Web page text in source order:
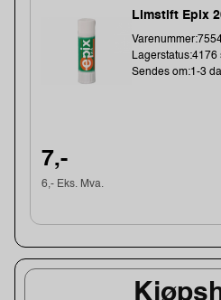
Limstift Epix
Lagerstatus:4176
Sendes om:1-3
7,-
6,- Eks. Mva.